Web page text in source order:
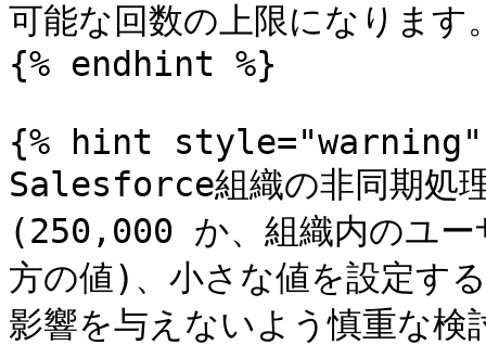
可能な回数の上限になります
{% endhint %}
{% hint style="warning"
Salesforce組織の非同期処
(250,000 か、組織内のユ
方の値)、小さな値を設定す
影響を与えないよう慎重な